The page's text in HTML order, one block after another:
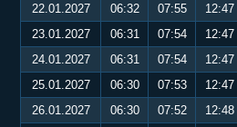
22.01.2027
06:32 07:55 12:47
23.01.2027
06:31 07:54 12:47
24.01.2027
06:31 07:54 12:47
25.01.2027
06:30 07:53 12:47
26.01.2027
06:30 07:52 12:48